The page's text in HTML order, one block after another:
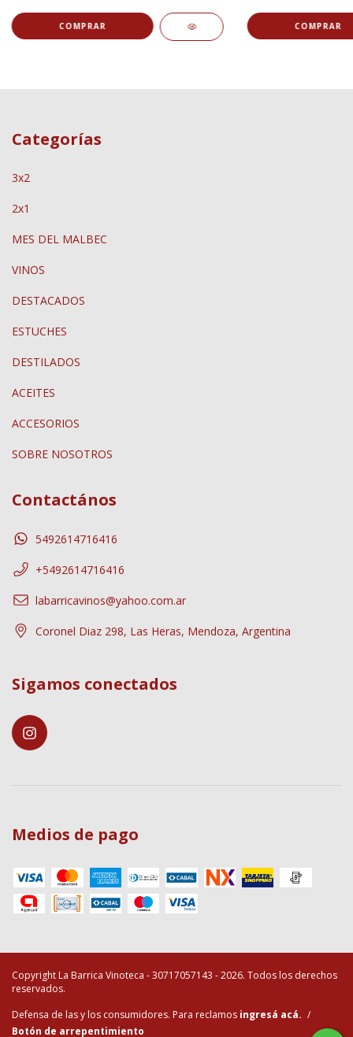
Categorías
3x2
2x1
MES DEL MALBEC
VINOS
DESTACADOS
ESTUCHES
DESTILADOS
ACEITES
ACCESORIOS
SOBRE NOSOTROS
Contactános
5492614716416
+5492614716416
labarricavinos@yahoo.com.ar
Coronel Diaz 298, Las Heras, Mendoza, Argentina
Sigamos conectados
Medios de pago
Copyright La Barrica Vinoteca - 30717057143 - 2026. Todos los derechos
reservados.
Defensa de las y los consumidores. Para reclamos ingresá acá. /
Botón de arrepentimiento